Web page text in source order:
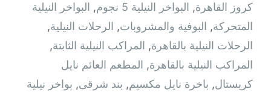
كروز القاهرة, البواخر النيلية 5 نجوم , البواخر النيلية
المتحركة, البوفية والمشروبات, الرحلات النيلية,
الرحلات النيلية بالقاهرة, المراكب النيلية الثابتة,
المراكب النيلية بالقاهرة, المطعم العائم نايل
كريستال, باخرة نايل مكسيم, بند شرقى, بواخر نيلية